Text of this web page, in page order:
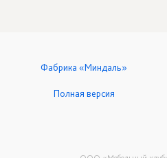
Фабрика «Миндаль»
Полная версия